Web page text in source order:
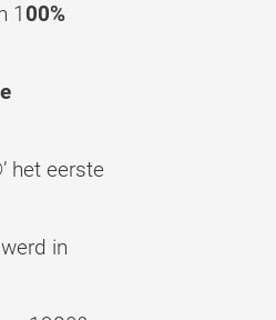
100%
het eerste
in